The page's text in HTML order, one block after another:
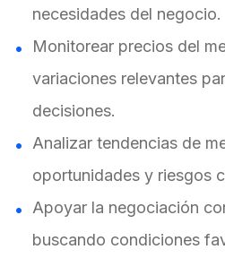
necesidades del negocio.
Monitorear precios del
variaciones relevantes
decisiones.
Analizar tendencias de
oportunidades y riesgos
Apoyar la negociación
buscando condiciones